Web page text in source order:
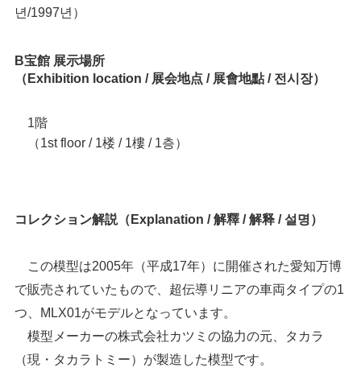
년/1997년）
B宝館 展示場所
（Exhibition location / 展会地点 / 展會地點 / 전시장）
1階
（1st floor / 1楼 / 1樓 / 1층）
コレクション解説（Explanation / 解釋 / 解释 / 설명）
この模型は2005年（平成17年）に開催された愛知万博
で販売されていたもので、超伝導リニアの車両タイプの1
つ、MLX01がモデルとなっています。
模型メーカーの株式会社カツミの協力の元、タカラ
（現・タカラトミー）が製造した模型です。